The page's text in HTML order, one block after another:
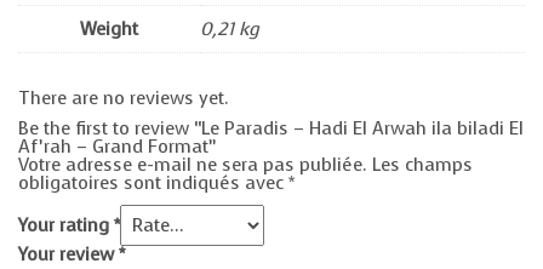
Weight 0,21 kg
There are no reviews yet.
Be the first to review “Le Paradis – Hadi El Arwah ila biladi El
Af’rah – Grand Format”
Votre adresse e-mail ne sera pas publiée. Les champs
obligatoires sont indiqués avec *
Your rating *
Your review*